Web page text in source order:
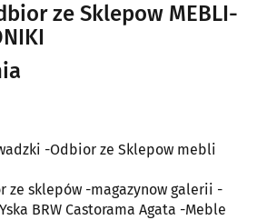
ze Sklepow MEBLI-
-Odbior ze Sklepow mebli
ze sklepów -magazynow galerii -
BRW Castorama Agata -Meble